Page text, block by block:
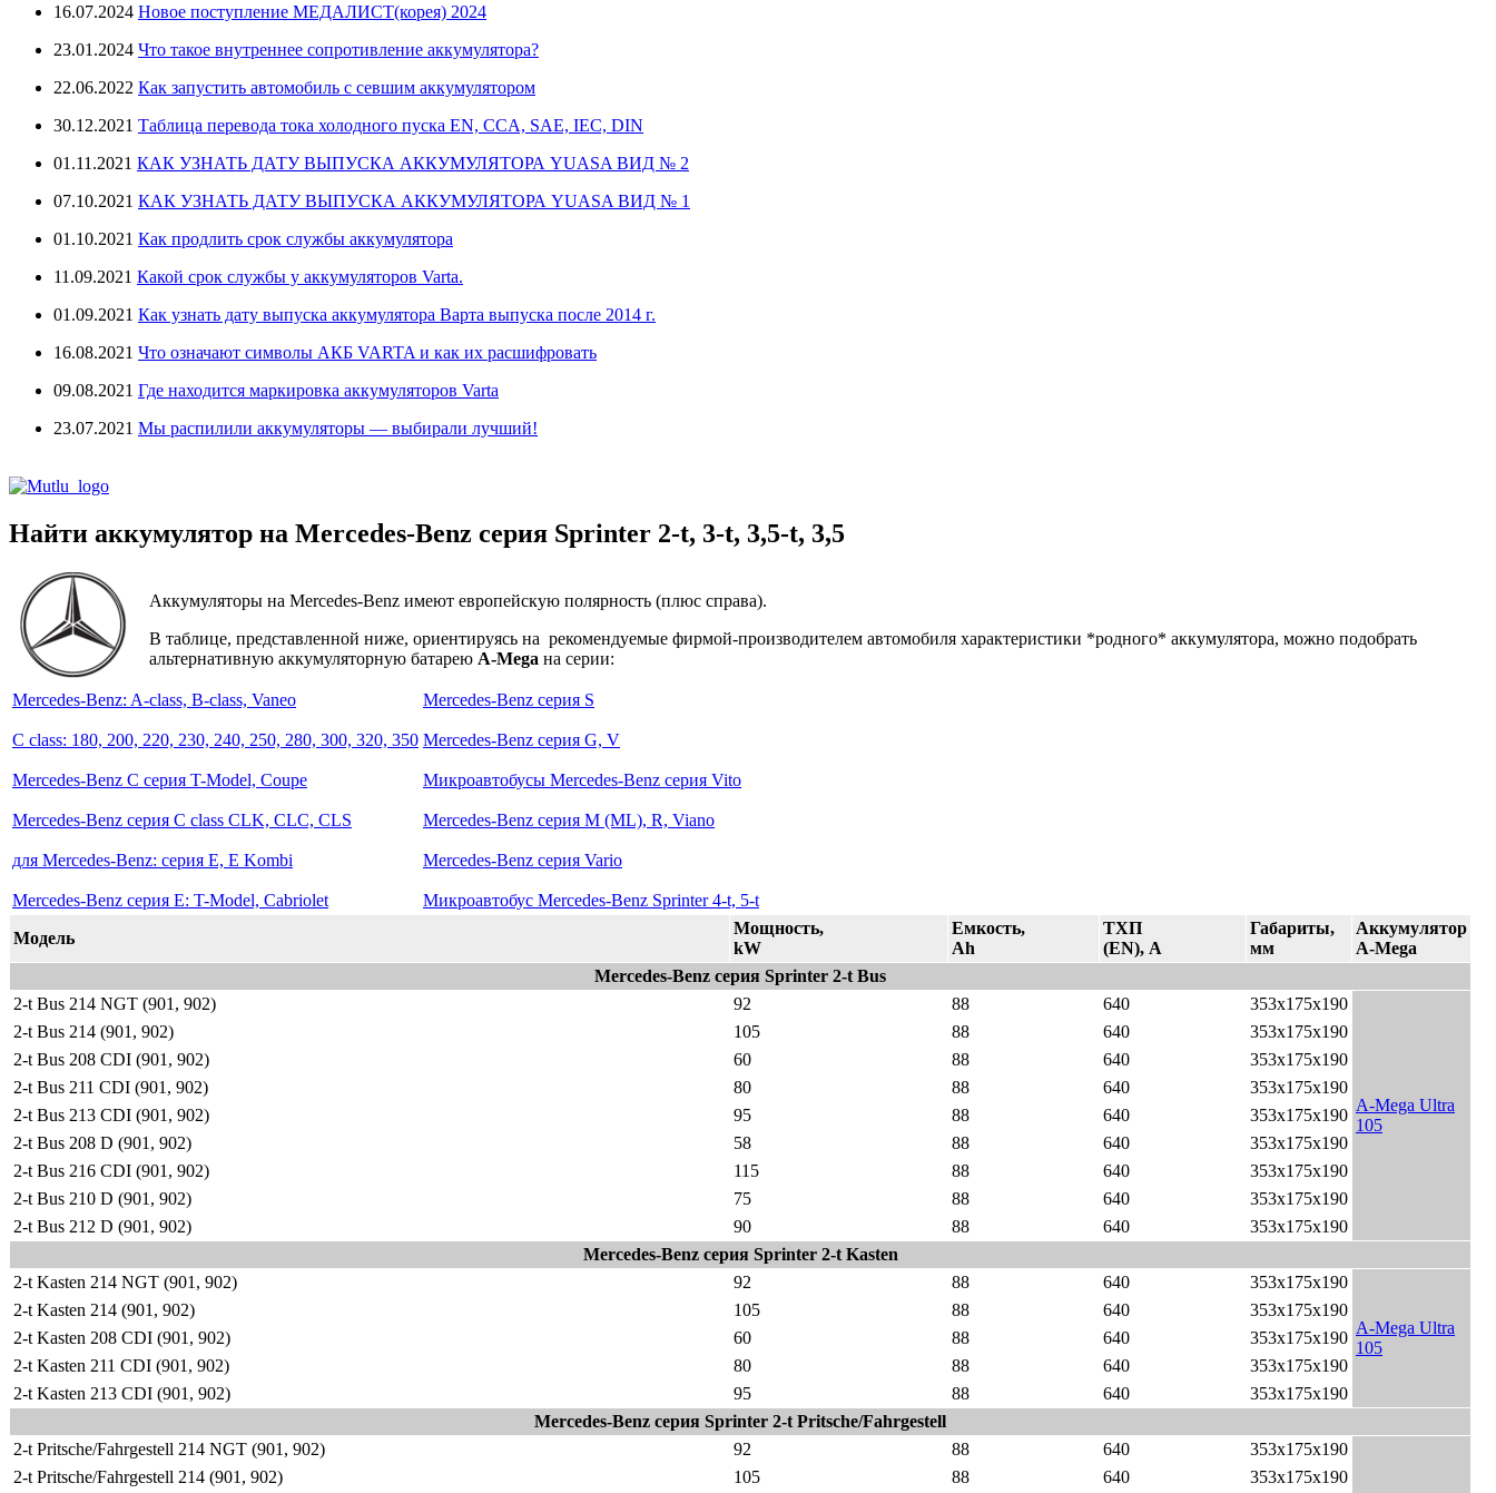
16.07.2024 Новое поступление МЕДАЛИСТ(корея) 2024
23.01.2024 Что такое внутреннее сопротивление аккумулятора?
22.06.2022 Как запустить автомобиль с севшим аккумулятором
30.12.2021 Таблица перевода тока холодного пуска EN, CCA, SAE, IEC, DIN
01.11.2021 КАК УЗНАТЬ ДАТУ ВЫПУСКА АККУМУЛЯТОРА YUASA ВИД № 2
07.10.2021 КАК УЗНАТЬ ДАТУ ВЫПУСКА АККУМУЛЯТОРА YUASA ВИД № 1
01.10.2021 Как продлить срок службы аккумулятора
11.09.2021 Какой срок службы у аккумуляторов Varta.
01.09.2021 Как узнать дату выпуска аккумулятора Варта выпуска после 2014 г.
16.08.2021 Что означают символы АКБ VARTA и как их расшифровать
09.08.2021 Где находится маркировка аккумуляторов Varta
23.07.2021 Мы распилили аккумуляторы — выбирали лучший!
Найти аккумулятор на Mercedes-Benz серия Sprinter 2-t, 3-t, 3,5-t, 3,5
Аккумуляторы на Mercedes-Benz имеют европейскую полярность (плюс справа).
В таблице, представленной ниже, ориентируясь на рекомендуемые фирмой-производителем автомобиля характеристики *родного* аккумулятора, можно подобрать
альтернативную аккумуляторную батарею A-Mega на серии:
Mercedes-Benz: A-class, В-class, Vaneo
C class: 180, 200, 220, 230, 240, 250, 280, 300, 320, 350
Mercedes-Benz C серия T-Model, Coupe
Mercedes-Benz серия C class CLK, CLC, CLS
для Mercedes-Benz: серия Е, Е Kombi
Mercedes-Benz серия Е: T-Model, Cabriolet
Mercedes-Benz серия S
Mercedes-Benz серия G, V
Микроавтобусы Mercedes-Benz серия Vito
Mercedes-Benz серия M (ML), R, Viano
Mercedes-Benz серия Vario
Микроавтобус Mercedes-Benz Sprinter 4-t, 5-t
Модель
Мощность,
kW
Емкость,
Ah
ТХП
(EN), A
Габариты,
мм
Аккумулятор
A-Mega
Mercedes-Benz серия Sprinter 2-t Bus
2-t Bus 214 NGT (901, 902)
92 88 640 353x175x190
A-Mega Ultra
105
2-t Bus 214 (901, 902) 105 88 640
353x175x190
2-t Bus 208 CDI (901, 902)
60 88 640
353x175x190
2-t Bus 211 CDI (901, 902)
80 88 640
353x175x190
2-t Bus 213 CDI (901, 902)
95 88 640
353x175x190
2-t Bus 208 D (901, 902)
58 88 640
353x175x190
2-t Bus 216 CDI (901, 902)
115 88 640
353x175x190
2-t Bus 210 D (901, 902)
75 88 640
353x175x190
2-t Bus 212 D (901, 902)
90 88 640
353x175x190
Mercedes-Benz серия Sprinter 2-t Kasten
2-t Kasten 214 NGT (901, 902)
92 88 640 353x175x190
A-Mega Ultra
105
2-t Kasten 214 (901, 902) 105 88 640
353x175x190
2-t Kasten 208 CDI (901, 902)
60 88 640
353x175x190
2-t Kasten 211 CDI (901, 902)
80 88 640
353x175x190
2-t Kasten 213 CDI (901, 902)
95 88 640
353x175x190
Mercedes-Benz серия Sprinter 2-t Pritsche/Fahrgestell
2-t Pritsche/Fahrgestell 214 NGT (901, 902)
92 88 640 353x175x190
2-t Pritsche/Fahrgestell 214 (901, 902) 105 88 640
353x175x190